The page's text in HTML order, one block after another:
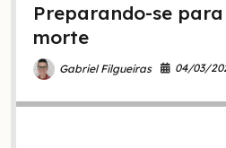
preocupar
isso?
Preparando-se
morte
Gabriel Filgueiras 04/03/